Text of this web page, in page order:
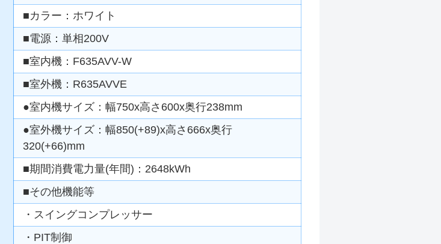
■カラー：ホワイト
■電源：単相200V
■室内機：F635AVV-W
■室外機：R635AVVE
●室内機サイズ：幅750x高さ600x奥行238mm
●室外機サイズ：幅850(+89)x高さ666x奥行
320(+66)mm
■期間消費電力量(年間)：2648kWh
■その他機能等
・スイングコンプレッサー
・PIT制御